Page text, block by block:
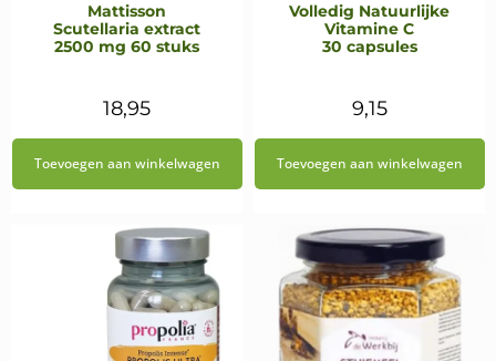
Mattisson
Scutellaria extract
2500 mg 60 stuks
18,95
Toevoegen aan winkelwagen
Volledig Natuurlijke
Vitamine C
30 capsules
9,15
Toevoegen aan winkelwagen